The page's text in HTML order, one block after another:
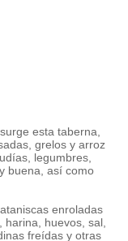
esta taberna,
grelos y arroz
legumbres,
buena, así como
enroladas
huevos, sal,
freídas y otras